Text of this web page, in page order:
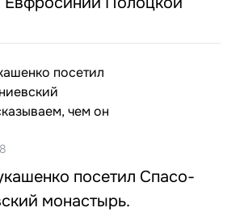
посетил Спасо-
монастырь.